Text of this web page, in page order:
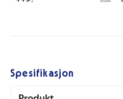
Spesifikasjon